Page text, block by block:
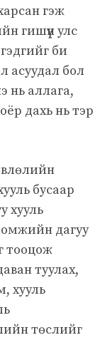
харсан гэж
гишүүн улс
гэдгийг би
асуудал бол
нь аллага,
дахь нь тэр
бусаар
хууль
дагуу
тооцож
туулах,
хууль
төслийг